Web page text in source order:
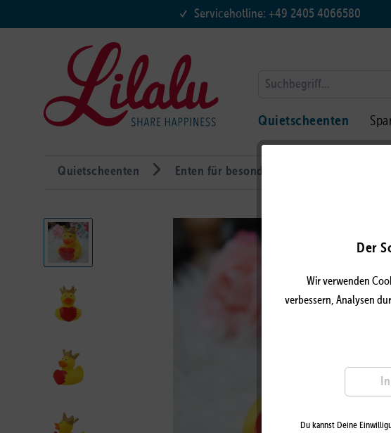
Servicehotline: +49 2405 4066580
Quietscheenten
Der
Wir verwenden
verbessern, Analysen
Du kannst Deine
Quietscheenten Enten für besondere Anlässe Ente